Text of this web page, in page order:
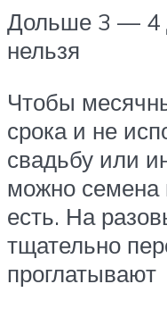
Дольше 3 — 4
нельзя
Чтобы
срока и не
свадьбу или
можно семена
есть. На
тщательно
проглатывают